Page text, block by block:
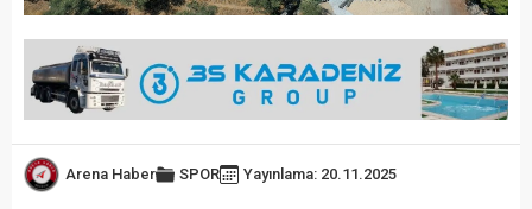
Arena Haber SPOR Yayınlama: 20.11.2025